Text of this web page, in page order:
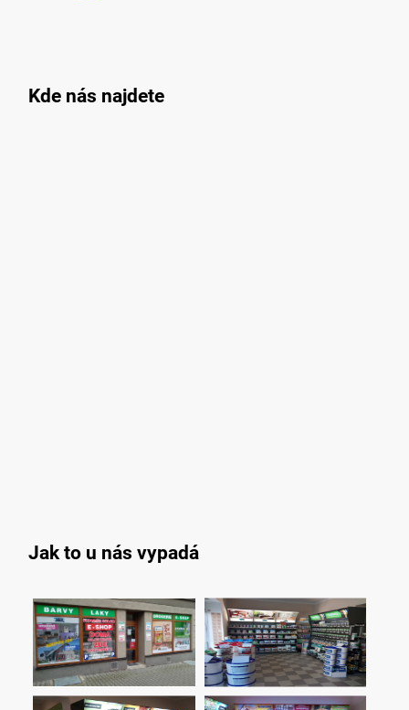
Kde nás najdete
Jak to u nás vypadá